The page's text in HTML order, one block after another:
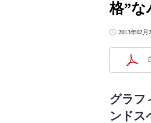
格”な
2013年02月
グラフ
ンドス